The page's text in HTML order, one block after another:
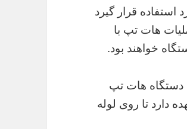
قرار گیرد
هات تپ با
خواهند بود.
هات تپ
دارد تا روی لوله